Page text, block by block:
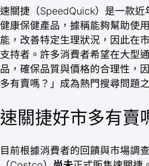
速關捷（SpeedQuick）是一款近
健康保健產品，據稱能夠幫助使
能，改善特定生理狀況，因此在
支持者。許多消費者希望在大型
品，確保品質與價格的合理性，
多有賣嗎？」成為熱門搜尋問題
速關捷好市多有賣
目前根據消費者的回饋與市場調